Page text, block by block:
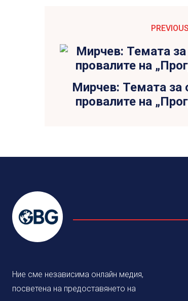
Мирчев: Темата за
провалите на
Ние сме независима онлайн медия,
посветена на предоставянето на